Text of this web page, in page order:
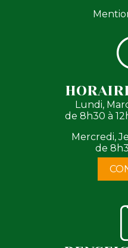
Lundi,
de 8h30 à
Mercredi,
de